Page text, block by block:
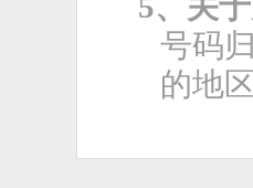
5、关
号码
的地